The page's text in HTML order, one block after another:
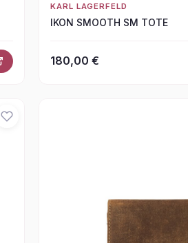
KARL LAGERFELD
IKON SMOOTH SM TOTE
180,00 €